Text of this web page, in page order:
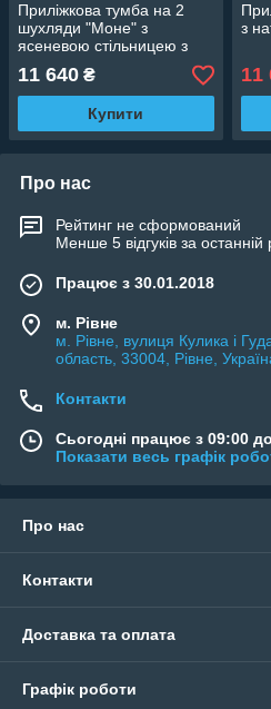
Приліжкова тумба на 2
шухляди "Моне" з
ясеневою стільницею з
натурального дерева клен
11 640 ₴
Купити
з
11
Про нас
Рейтинг не сформований
Менше 5 відгуків за останній
Працює з 30.01.2018
м. Рівне
м. Рівне, вулиця Кулика і
область, 33004, Рівне,
Контакти
Сьогодні працює з 09:00
Показати весь графік
Про нас
Контакти
Доставка та оплата
Графік роботи